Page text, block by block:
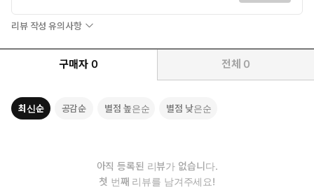
리뷰 작성 유의사항
구매자 0 전체 0
최신순 공감순 별점 높은순 별점 낮은순
아직 등록된 리뷰가 없습니다.
첫 번째 리뷰를 남겨주세요!